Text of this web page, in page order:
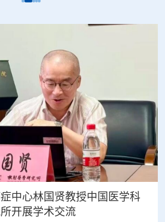
中心林国贤教授中国医学科
开展学术交流